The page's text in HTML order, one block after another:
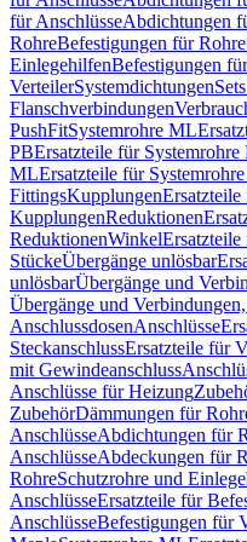
für AnschlüsseAbdichtungen
RohreBefestigungen für Rohre
EinlegehilfenBefestigungen
VerteilerSystemdichtungen
Flanschverbindungen
PushFitSystemrohre ML
PBErsatzteile für Systemrohre
MLErsatzteile für
FittingsKupplungenErsatzteile
KupplungenReduktionen
ReduktionenWinkel
StückeÜbergänge unlösbar
unlösbarÜbergänge und
Übergänge und
AnschlussdosenAnschlüsse
SteckanschlussErsatzteile für
mit Gewindeanschluss
Anschlüsse für Heizung
ZubehörDämmungen für
AnschlüsseAbdichtungen für
AnschlüsseAbdeckungen für
RohreSchutzrohre und
AnschlüsseErsatzteile für
AnschlüsseBefestigungen für